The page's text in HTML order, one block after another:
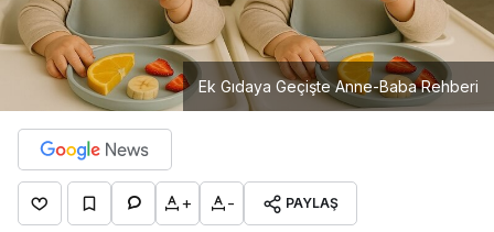
Ek Gıdaya Geçişte Anne-Baba Rehberi
+ - PAYLAŞ